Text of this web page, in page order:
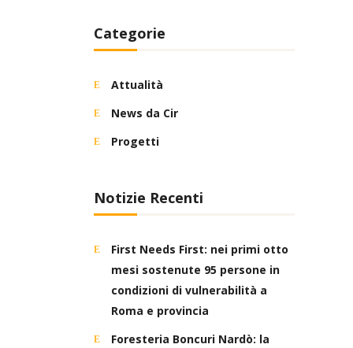
Categorie
Attualità
News da Cir
Progetti
Notizie Recenti
First Needs First: nei primi otto
mesi sostenute 95 persone in
condizioni di vulnerabilità a
Roma e provincia
Foresteria Boncuri Nardò: la